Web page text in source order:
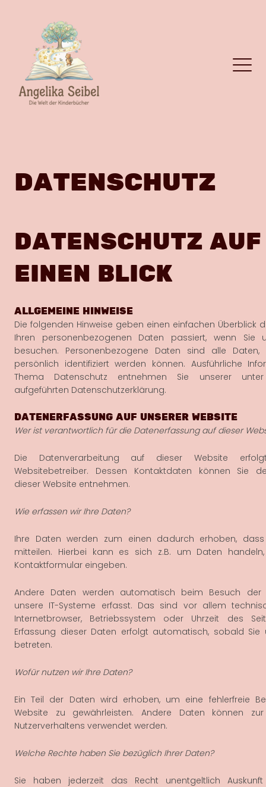
DATENSCHUTZ
DATENSCHUTZ AUF
EINEN BLICK
ALLGEMEINE HINWEISE
Die folgenden Hinweise geben einen einfachen Überblick
Ihren personenbezogenen Daten passiert, wenn Sie
besuchen. Personenbezogene Daten sind alle
persönlich identifiziert werden können. Ausführliche
Thema Datenschutz entnehmen Sie unserer
aufgeführten Datenschutzerklärung.
DATENERFASSUNG AUF UNSERER WEBSITE
Wer ist verantwortlich für die Datenerfassung auf dieser
Die Datenverarbeitung auf dieser Website
Websitebetreiber. Dessen Kontaktdaten können Sie
dieser Website entnehmen.
Wie erfassen wir Ihre Daten?
Ihre Daten werden zum einen dadurch erhoben,
mitteilen. Hierbei kann es sich z.B. um Daten
Kontaktformular eingeben.
Andere Daten werden automatisch beim Besuch der
unsere IT-Systeme erfasst. Das sind vor allem
Internetbrowser, Betriebssystem oder Uhrzeit des
Erfassung dieser Daten erfolgt automatisch, sobald Sie
betreten.
Wofür nutzen wir Ihre Daten?
Ein Teil der Daten wird erhoben, um eine fehlerfreie
Website zu gewährleisten. Andere Daten können
Nutzerverhaltens verwendet werden.
Welche Rechte haben Sie bezüglich Ihrer Daten?
Sie haben jederzeit das Recht unentgeltlich Auskunft